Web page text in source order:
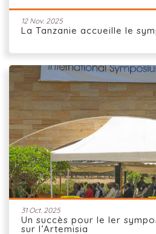
12 Nov. 2025
La Tanzanie accueille le
31 Oct. 2025
Un succès pour le Ier
sur l’Artemisia